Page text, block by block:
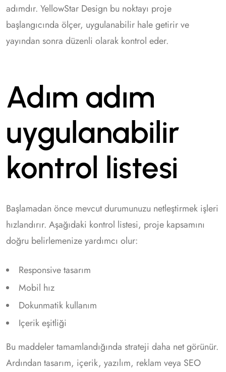
adımdır. YellowStar Design bu noktayı proje
başlangıcında ölçer, uygulanabilir hale getirir ve
yayından sonra düzenli olarak kontrol eder.
Adım adım
uygulanabilir
kontrol listesi
Başlamadan önce mevcut durumunuzu netleştirmek işleri
hızlandırır. Aşağıdaki kontrol listesi, proje kapsamını
doğru belirlemenize yardımcı olur:
Responsive tasarım
Mobil hız
Dokunmatik kullanım
Içerik eşitliği
Bu maddeler tamamlandığında strateji daha net görünür.
Ardından tasarım, içerik, yazılım, reklam veya SEO